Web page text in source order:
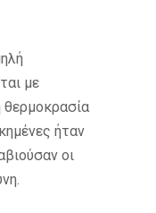
με
θερμοκρασία
ήταν
οι